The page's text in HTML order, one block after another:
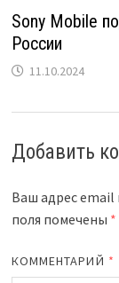
Sony Mobile
России
11.10.2024
Добавить
Ваш адрес email
поля помечены *
КОММЕНТАРИЙ *